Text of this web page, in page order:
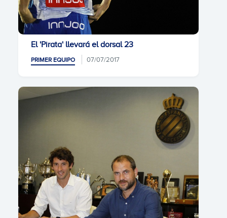
El 'Pirata' llevará el dorsal 23
PRIMER EQUIPO 07/07/2017